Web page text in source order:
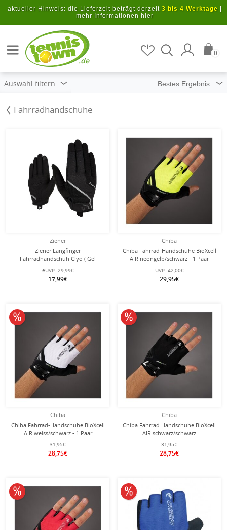
Zum Hauptinhalt springen
aktueller Hinweis: die Lieferzeit beträgt derzeit 3 bis 4 Werktage
mehr Informationen hier
.de
0
Auswahl filtern
Fahrradhandschuhe
Ziener
Ziener Langfinger
Fahrradhandschuh Clyo ( Gel
Polsterung) schwarz - 1 Paar
eUVP: 29,99€
17,99€
Chiba
Chiba Fahrrad-Handschuhe BioXcell
AIR neongelb/schwarz - 1 Paar
UVP: 42,00€
29,95€
Chiba
Chiba Fahrrad-Handschuhe BioXcell
AIR weiss/schwarz - 1 Paar
31,95€
28,75€
10% reduziert
Chiba
Chiba Fahrrad Handschuhe BioXcell
AIR schwarz/schwarz
31,95€
28,75€
10% reduziert
10% reduziert 10% reduziert